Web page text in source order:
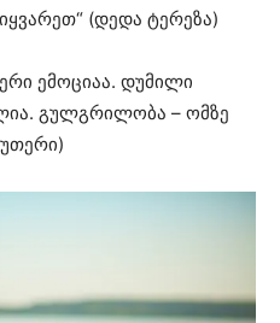
(დედა ტერეზა)
ემოციაა. დუმილი
გულგრილობა – ომზე